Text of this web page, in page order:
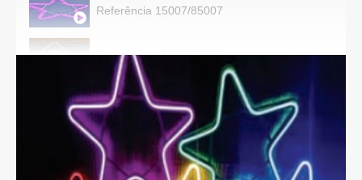
Referência 15007/85007
Referência 15008/85008
Referência 15009/85009
Referência 15019/85019